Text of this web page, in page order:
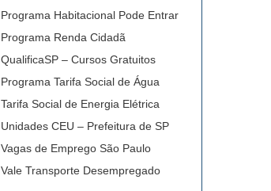
Programa Habitacional Pode Entrar
Programa Renda Cidadã
QualificaSP – Cursos Gratuitos
Programa Tarifa Social de Água
Tarifa Social de Energia Elétrica
Unidades CEU – Prefeitura de SP
Vagas de Emprego São Paulo
Vale Transporte Desempregado